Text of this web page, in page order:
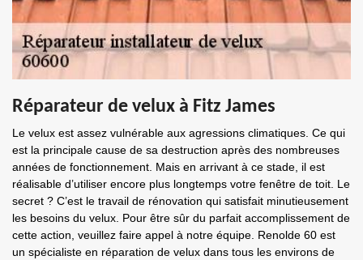
Réparateur de velux à Fitz James
Le velux est assez vulnérable aux agressions climatiques. Ce qui
est la principale cause de sa destruction après des nombreuses
années de fonctionnement. Mais en arrivant à ce stade, il est
réalisable d’utiliser encore plus longtemps votre fenêtre de toit. Le
secret ? C’est le travail de rénovation qui satisfait minutieusement
les besoins du velux. Pour être sûr du parfait accomplissement de
cette action, veuillez faire appel à notre équipe. Renolde 60 est
un spécialiste en réparation de velux dans tous les environs de